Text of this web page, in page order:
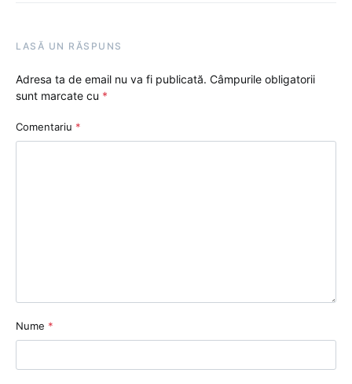
LASĂ UN RĂSPUNS
Adresa ta de email nu va fi publicată. Câmpurile obligatorii
sunt marcate cu *
Comentariu *
Nume *